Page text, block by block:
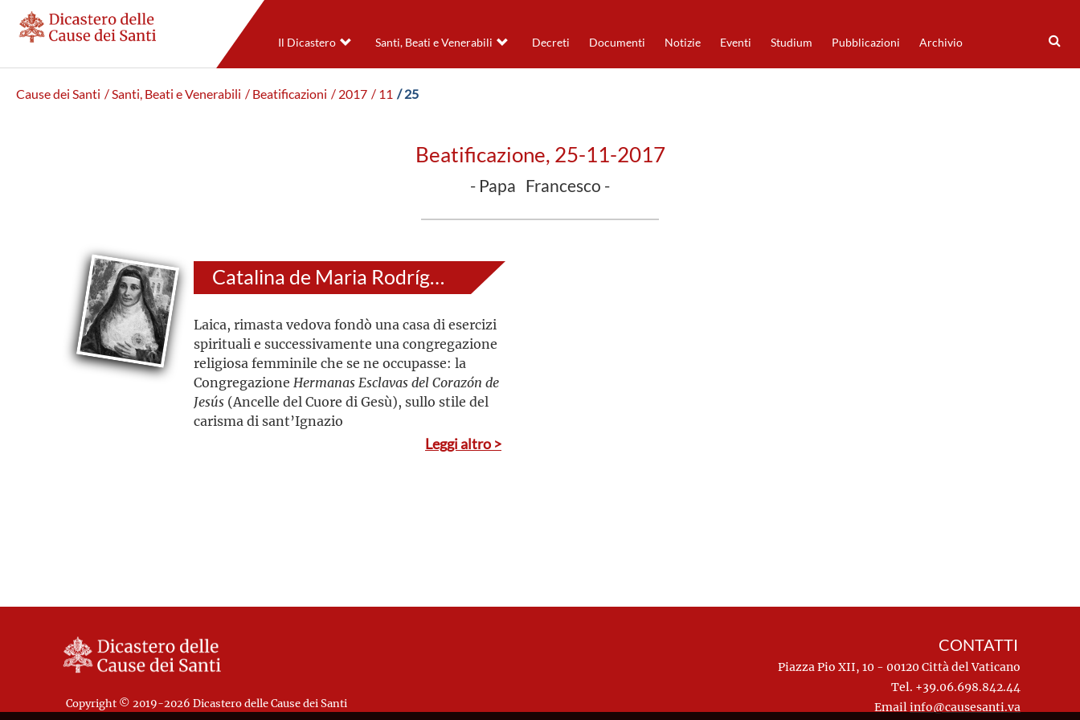
Il Dicastero Santi, Beati e Venerabili Decreti Documenti Notizie Eventi Studium Pubblicazioni Archivio
Cause dei Santi / Santi, Beati e Venerabili / Beatificazioni / 2017 / 11 / 25
Beatificazione, 25-11-2017
- Papa Francesco -
Catalina de Maria Rodríguez
Laica, rimasta vedova fondò una casa di esercizi
spirituali e successivamente una congregazione
religiosa femminile che se ne occupasse: la
Congregazione Hermanas Esclavas del Corazón de
Jesús (Ancelle del Cuore di Gesù), sullo stile del
carisma di sant’Ignazio
Leggi altro >
Copyright © 2019-2026 Dicastero delle Cause dei Santi
CONTATTI
Piazza Pio XII, 10 - 00120 Città del Vaticano
Tel. +39.06.698.842.44
Emailinfo@causesanti.va